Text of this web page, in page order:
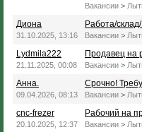
Вакансии >
Диона
31.10.2025, 13:16
Работа/
Вакансии >
Lydmila222
21.11.2025, 00:08
Продавец на
Вакансии >
Анна.
09.04.2026, 08:13
Срочно!
Вакансии >
cnc-frezer
20.10.2025, 12:37
Рабочий на
Вакансии >